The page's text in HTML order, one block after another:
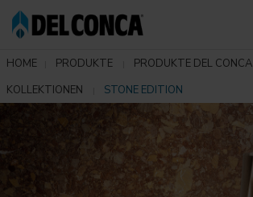
HOME PRODUKTE
PRODUKTE DEL CONCA
KOLLEKTIONEN
STONE EDITION